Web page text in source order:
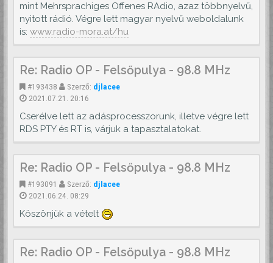
mint Mehrsprachiges Offenes RAdio, azaz többnyelvű,
nyitott rádió. Végre lett magyar nyelvű weboldalunk
is: www.radio-mora.at/hu
Re: Radio OP - Felsőpulya - 98.8 MHz
#193438 Szerző: djlacee
2021.07.21. 20:16
Cserélve lett az adásprocesszorunk, illetve végre lett
RDS PTY és RT is, várjuk a tapasztalatokat.
Re: Radio OP - Felsőpulya - 98.8 MHz
#193091 Szerző: djlacee
2021.06.24. 08:29
Köszönjük a vételt
Re: Radio OP - Felsőpulya - 98.8 MHz